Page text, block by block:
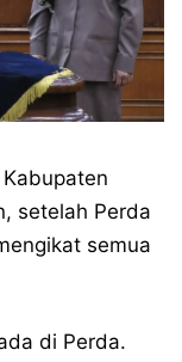
setelah Perda
semua
di Perda.